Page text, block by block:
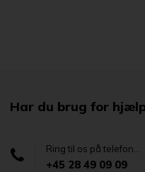
Har du brug for
Ring til os på telefon...
+45 28 49 09 09